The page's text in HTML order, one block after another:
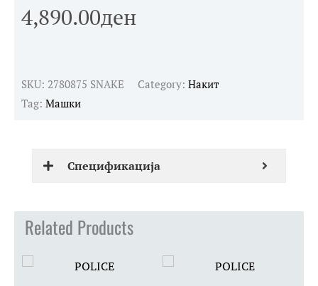
4,890.00ден
SKU: 2780875 SNAKE Category: Накит
Tag: Машки
Спецификација
Related Products